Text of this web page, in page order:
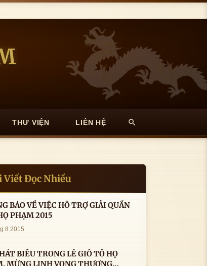
THƯ VIỆN LIÊN HỆ
Viết Đọc Nhiều
HỖ TRỢ GIẢI QUẦN
PHẠM 2015
8 2015
BIỂU TRONG LÊ GIỖ TỔ HỌ
MỪNG LINH VONG THƯỢNG